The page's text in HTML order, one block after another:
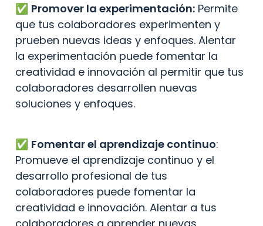
✅️ Promover la experimentación: Permite
que tus colaboradores experimenten y
prueben nuevas ideas y enfoques. Alentar
la experimentación puede fomentar la
creatividad e innovación al permitir que tus
colaboradores desarrollen nuevas
soluciones y enfoques.
✅️ Fomentar el aprendizaje continuo:
Promueve el aprendizaje continuo y el
desarrollo profesional de tus
colaboradores puede fomentar la
creatividad e innovación. Alentar a tus